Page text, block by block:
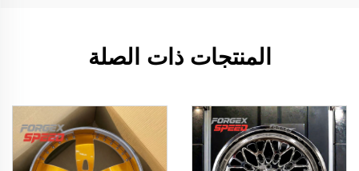
المنتجات ذات الصلة